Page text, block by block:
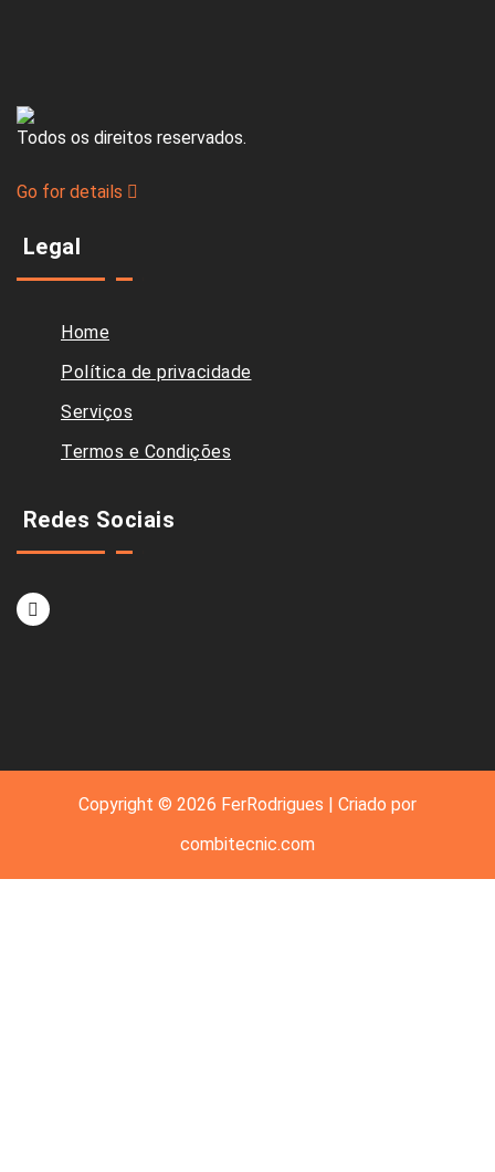
Todos os direitos reservados.
Go for details
Legal
Home
Política de privacidade
Serviços
Termos e Condições
Redes Sociais
Copyright © 2026 FerRodrigues | Criado por
combitecnic.com